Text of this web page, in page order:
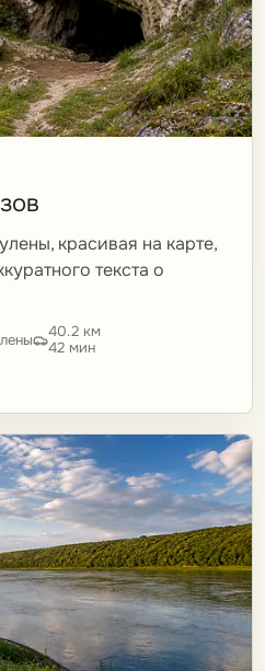
красивая на карте,
текста о
40.2 км
42 мин